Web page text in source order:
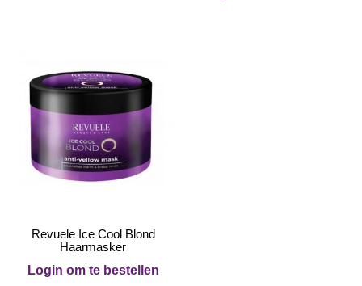
Revuele Ice Cool Blond
Haarmasker
Login om te bestellen